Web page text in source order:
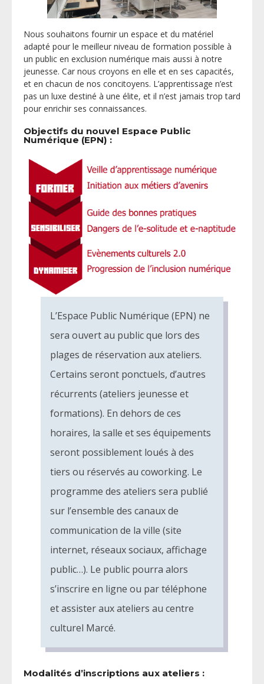
Nous souhaitons fournir un espace et du matériel
adapté pour le meilleur niveau de formation possible à
un public en exclusion numérique mais aussi à notre
jeunesse. Car nous croyons en elle et en ses capacités,
et en chacun de nos concitoyens. L’apprentissage n’est
pas un luxe destiné à une élite, et il n’est jamais trop tard
pour enrichir ses connaissances.
Objectifs du nouvel Espace Public
Numérique (EPN) :
L’Espace Public Numérique (EPN) ne
sera ouvert au public que lors des
plages de réservation aux ateliers.
Certains seront ponctuels, d’autres
récurrents (ateliers jeunesse et
formations). En dehors de ces
horaires, la salle et ses équipements
seront possiblement loués à des
tiers ou réservés au coworking. Le
programme des ateliers sera publié
sur l’ensemble des canaux de
communication de la ville (site
internet, réseaux sociaux, affichage
public…). Le public pourra alors
s’inscrire en ligne ou par téléphone
et assister aux ateliers au centre
culturel Marcé.
Modalités d’inscriptions aux ateliers :